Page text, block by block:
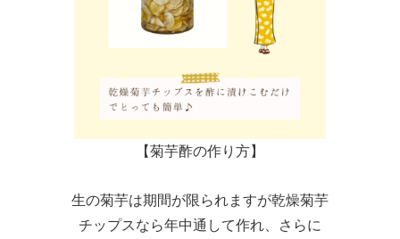
【菊芋酢の作り方】
生の菊芋は期間が限られますが乾燥菊芋
チップスなら年中通して作れ、さらに